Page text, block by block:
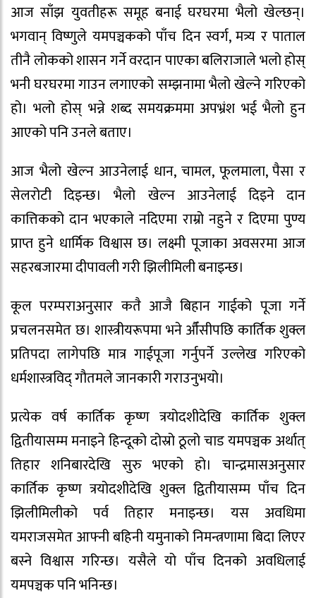
आज साँझ युवतीहरू समूह बनाई घरघरमा भैलो खेल्छन्।
भगवान् विष्णुले यमपञ्चकको पाँच दिन स्वर्ग, मत्र्य र पाताल
तीनै लोकको शासन गर्ने वरदान पाएका बलिराजाले भलो होस्
भनी घरघरमा गाउन लगाएको सम्झनामा भैलो खेल्ने गरिएको
हो। भलो होस् भन्ने शब्द समयक्रममा अपभ्रंश भई भैलो हुन
आएको पनि उनले बताए।
आज भैलो खेल्न आउनेलाई धान, चामल, फूलमाला, पैसा र
सेलरोटी दिइन्छ। भैलो खेल्न आउनेलाई दिइने दान
कात्तिकको दान भएकाले नदिएमा राम्रो नहुने र दिएमा पुण्य
प्राप्त हुने धार्मिक विश्वास छ। लक्ष्मी पूजाका अवसरमा आज
सहरबजारमा दीपावली गरी झिलीमिली बनाइन्छ।
कूल परम्पराअनुसार कतै आजै बिहान गाईको पूजा गर्ने
प्रचलनसमेत छ। शास्त्रीयरूपमा भने औँसीपछि कार्तिक शुक्ल
प्रतिपदा लागेपछि मात्र गाईपूजा गर्नुपर्ने उल्लेख गरिएको
धर्मशास्त्रविद् गौतमले जानकारी गराउनुभयो।
प्रत्येक वर्ष कार्तिक कृष्ण त्रयोदशीदेखि कार्तिक शुक्ल
द्वितीयासम्म मनाइने हिन्दूको दोस्रो ठूलो चाड यमपञ्चक अर्थात्
तिहार शनिबारदेखि सुरु भएको हो। चान्द्रमासअनुसार
कार्तिक कृष्ण त्रयोदशीदेखि शुक्ल द्वितीयासम्म पाँच दिन
झिलीमिलीको पर्व तिहार मनाइन्छ। यस अवधिमा
यमराजसमेत आफ्नी बहिनी यमुनाको निमन्त्रणामा बिदा लिएर
बस्ने विश्वास गरिन्छ। यसैले यो पाँच दिनको अवधिलाई
यमपञ्चक पनि भनिन्छ।